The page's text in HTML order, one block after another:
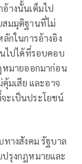
างนั้นเต็มไป
สมมุติฐานที่ไม่
กในการอ้างอิง
นไปได้ที่รอบคอบ
หมายออกมาก่อน
คุ้มเสีย และอาจ
ะเป็นประโยชน์
างสังคม รัฐบาล
ปรุงกฎหมายและ